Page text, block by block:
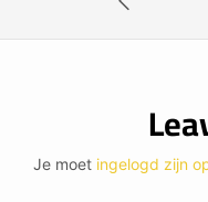
Je moet ingelogd zijn